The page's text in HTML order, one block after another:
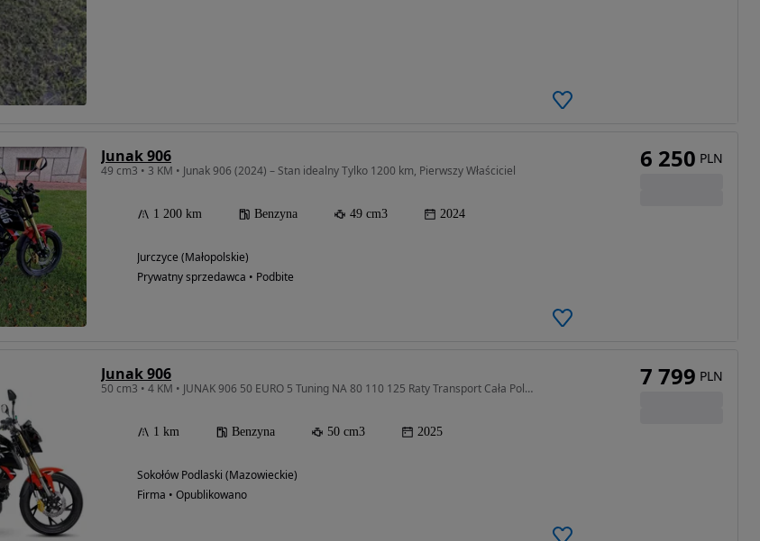
Junak 906
49 cm3 • 3 KM • Junak 906 (2024) – Stan idealny Tylko 1200 km, Pierwszy Właściciel
1 200 km Benzyna 49 cm3 2024
Jurczyce (Małopolskie)
Prywatny sprzedawca • Podbite
6 250 PLN
Junak 906
50 cm3 • 4 KM • JUNAK 906 50 EURO 5 Tuning NA 80 110 125 Raty Transport Cała Polska
1 km Benzyna 50 cm3 2025
Sokołów Podlaski (Mazowieckie)
Firma • Opublikowano
7 799 PLN